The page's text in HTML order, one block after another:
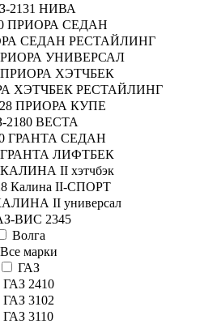
2131 НИВА
ПРИОРА СЕДАН
СЕДАН РЕСТАЙЛИНГ
УНИВЕРСАЛ
ПРИОРА ХЭТЧБЕК
ХЭТЧБЕК РЕСТАЙЛИНГ
ПРИОРА КУПЕ
2180 ВЕСТА
ГРАНТА СЕДАН
ГРАНТА ЛИФТБЕК
II хэтчбэк
Калина II-СПОРТ
II универсал
ВИС 2345
Волга
Все марки
ГАЗ
ГАЗ 2410
ГАЗ 3102
ГАЗ 3110